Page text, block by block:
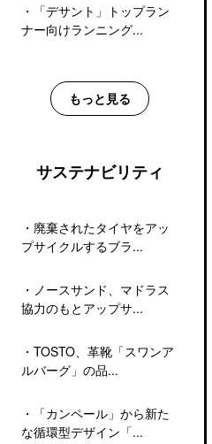
・
「デサント」トップラン
ナー向けランニング...
もっと見る
サステナビリティ
・ 廃棄されたタイヤをアッ
プサイクルするブラ...
・ ノースサンド、マドラス
協力のもとアップサ...
・ TOSTO、革靴「スワンア
ルバーグ」の品...
・
「カンペール」から新た
な循環型デザイン「...